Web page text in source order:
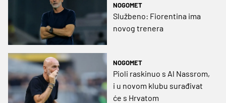
NOGOMET
Službeno: Fiorentina ima
novog trenera
NOGOMET
Pioli raskinuo s Al Nassrom,
i u novom klubu surađivat
će s Hrvatom